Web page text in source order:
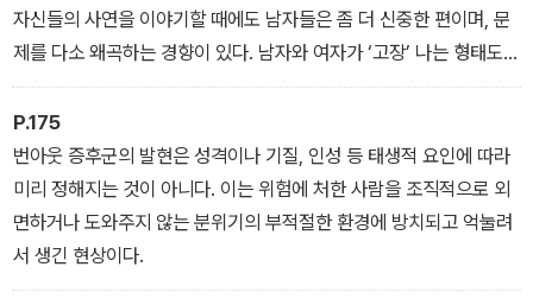
선으로 상황을 바라보고, 이를 벗어나는 방안에 대해서도 그릇된 판
단을 하기 때문이다.
자신들의 사연을 이야기할 때에도 남자들은 좀 더 신중한 편이며, 문
제를 다소 왜곡하는 경향이 있다. 남자와 여자가 ‘고장’ 나는 형태도
서로 다르다. 남자들은 일단 직장 내 ‘조직’과 관련하여 문제가 생겼다
고 호소하는 반면, 여자들은 직장 내 ‘관계’를 둘러싼 분위기에 대해
더 많이 언급한다. 과다 업무나 정신적인 부담, 불합리한 지시 등 번아
웃 증상이 나타나는 이유와 원인은 모두 동일한데, 번아웃이 표현되
는 방식은 사람마다 크게 달라진다. 다만 성별에 따라 근본적인 차이
가 있는데, 여성들이 감정 체계(슬픔이나 눈물 등)를 동원하여 표현하
는 반면, 남자들은 신체 건강에 즉각적으로 심각한 영향(심혈관계 문
P.175
번아웃 증후군의 발현은 성격이나 기질, 인성 등 태생적 요인에 따라
미리 정해지는 것이 아니다. 이는 위험에 처한 사람을 조직적으로 외
면하거나 도와주지 않는 분위기의 부적절한 환경에 방치되고 억눌려
서 생긴 현상이다.